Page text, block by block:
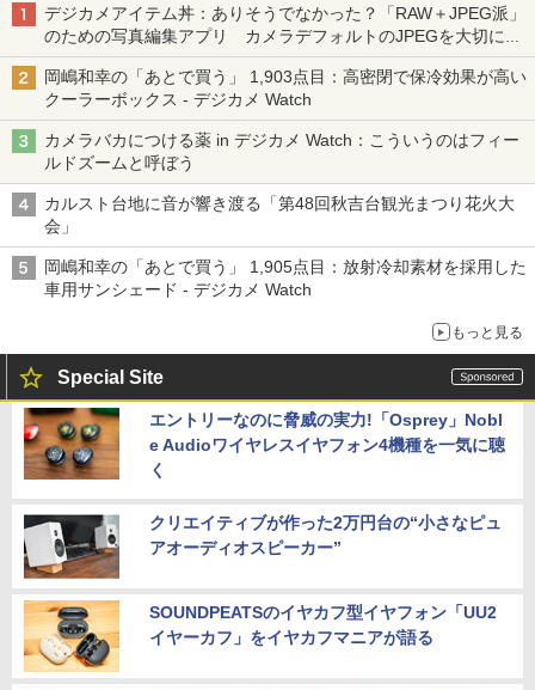
デジカメアイテム丼：ありそうでなかった？「RAW＋JPEG派」
のための写真編集アプリ カメラデフォルトのJPEGを大切にす
る「Filmator」
岡嶋和幸の「あとで買う」 1,903点目：高密閉で保冷効果が高い
クーラーボックス - デジカメ Watch
カメラバカにつける薬 in デジカメ Watch：こういうのはフィー
ルドズームと呼ぼう
カルスト台地に音が響き渡る「第48回秋吉台観光まつり花火大
会」
岡嶋和幸の「あとで買う」 1,905点目：放射冷却素材を採用した
車用サンシェード - デジカメ Watch
もっと見る
Special Site
エントリーなのに脅威の実力!「Osprey」Nobl
e Audioワイヤレスイヤフォン4機種を一気に聴
く
クリエイティブが作った2万円台の“小さなピュ
アオーディオスピーカー”
SOUNDPEATSのイヤカフ型イヤフォン「UU2
イヤーカフ」をイヤカフマニアが語る